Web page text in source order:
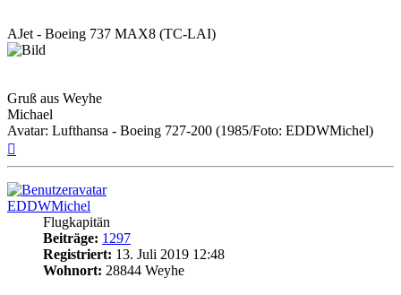
AJet - Boeing 737 MAX8 (TC-LAI)
Gruß aus Weyhe
Michael
Avatar: Lufthansa - Boeing 727-200 (1985/Foto: EDDWMichel)
EDDWMichel
Flugkapitän
Beiträge: 1297
Registriert: 13. Juli 2019 12:48
Wohnort: 28844 Weyhe